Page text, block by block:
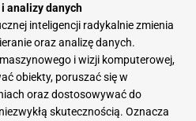
analizy danych
inteligencji radykalnie zmienia
oraz analizę danych.
i wizji komputerowej,
obiekty, poruszać się w
oraz dostosowywać do
skutecznością. Oznacza